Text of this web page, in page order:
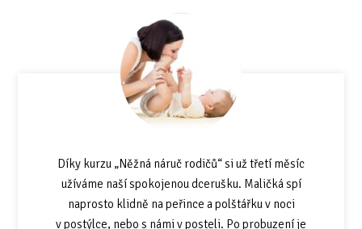
Díky kurzu „Něžná náruč rodičů“ si už třetí měsíc
užíváme naší spokojenou dcerušku. Maličká spí
naprosto klidně na peřince a polštářku v noci
v postýlce, nebo s námi v posteli. Po probuzení je